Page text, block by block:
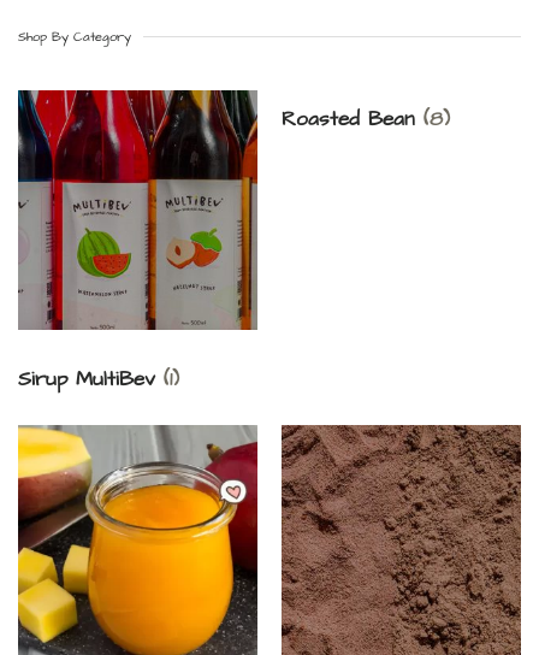
Shop By Category
Sirup MultiBev (1)
Roasted Bean (8)